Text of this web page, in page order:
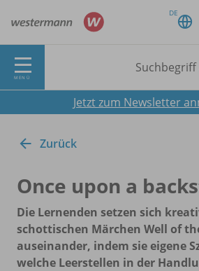
DE
MENÜ
Jetzt zum Newsletter
Zurück
Once upon a
Die Lernenden setzen sich
schottischen Märchen Well of
auseinander, indem sie eigene
welche Leerstellen in der